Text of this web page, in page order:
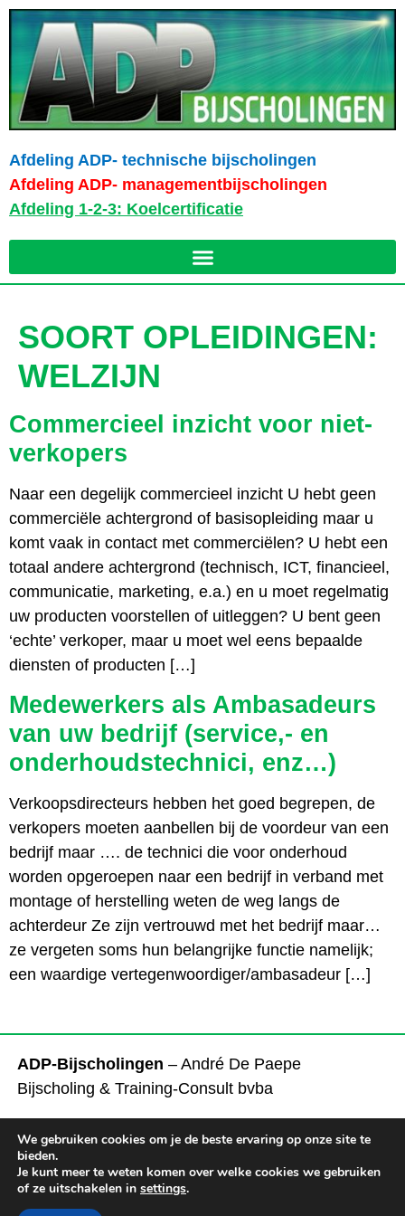
Afdeling ADP- technische bijscholingen
Afdeling ADP- managementbijscholingen
Afdeling 1-2-3: Koelcertificatie
SOORT OPLEIDINGEN:
WELZIJN
Commercieel inzicht voor niet-
verkopers
Naar een degelijk commercieel inzicht U hebt geen
commerciële achtergrond of basisopleiding maar u
komt vaak in contact met commerciëlen? U hebt een
totaal andere achtergrond (technisch, ICT, financieel,
communicatie, marketing, e.a.) en u moet regelmatig
uw producten voorstellen of uitleggen? U bent geen
‘echte’ verkoper, maar u moet wel eens bepaalde
diensten of producten […]
Medewerkers als Ambasadeurs
van uw bedrijf (service,- en
onderhoudstechnici, enz…)
Verkoopsdirecteurs hebben het goed begrepen, de
verkopers moeten aanbellen bij de voordeur van een
bedrijf maar …. de technici die voor onderhoud
worden opgeroepen naar een bedrijf in verband met
montage of herstelling weten de weg langs de
achterdeur Ze zijn vertrouwd met het bedrijf maar…
ze vergeten soms hun belangrijke functie namelijk;
een waardige vertegenwoordiger/ambasadeur […]
ADP-Bijscholingen – André De Paepe
Bijscholing & Training-Consult bvba
Tel.
+32 472 93 65 09
MailADP@ADP-Bijscholingen.be
Disclaimer en privacy
We gebruiken cookies om je de beste ervaring op onze site te
bieden.
Je kunt meer te weten komen over welke cookies we gebruiken
of ze uitschakelen in settings.